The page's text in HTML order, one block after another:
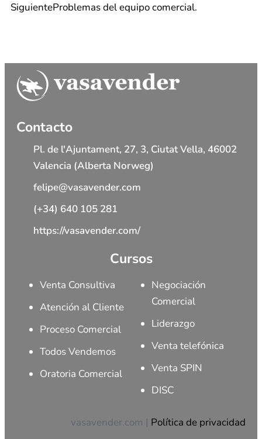
SiguienteProblemas del equipo comercial.
Contacto
Pl. de l'Ajuntament, 27, 3, Ciutat Vella, 46002
Valencia (Alberta Norweg)
felipe@vasavender.com
(+34) 640 105 281
https://vasavender.com/
Cursos
Venta Consultiva
Atención al Cliente
Proceso Comercial
Todos Vendemos
Oratoria Comercial
Negociación
Comercial
Liderazgo
Venta telefónica
Venta SPIN
DISC
vasavender.com | Política de privacidad